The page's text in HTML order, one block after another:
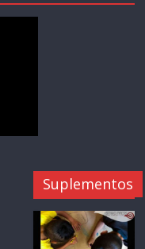
Suplementos